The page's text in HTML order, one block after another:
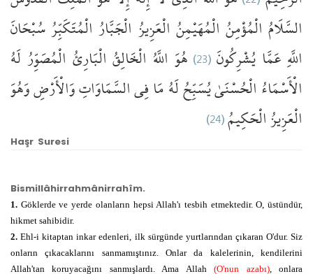
السَّلَامُ الْمُؤْمِنُ الْمُهَيْمِنُ الْعَزِيزُ الْجَبَّارُ الْمُتَكَبِّرُسُبْحَانَ
اللَّهِعَمَّا يُشْرِكُونَ(23) هُوَ اللَّهُ الْخَالِقُ الْبَارِئُ الْمُصَوِّرُلَهُ
الْأَسْمَاءُالْحُسْنَىٰيُسَبِّحُلَهُمَافِيالسَّمَاوَاتِوَالْأَرْضِوَهُوَ
الْعَزِيزُالْحَكِيمُ(24)
Haşr Suresi
Bismillâhirrahmânirrahîm.
1. Göklerde ve yerde olanların hepsi Allah'ı tesbih etmektedir. O, üstündür,
hikmet sahibidir.
2.Ehl-i kitaptan inkar edenleri, ilk sürgünde yurtlarından çıkaran O'dur. Siz
onların çıkacaklarını sanmamıştınız. Onlar da kalelerinin, kendilerini
Allah'tan koruyacağını sanmışlardı. Ama Allah(O'nun azabı), onlara